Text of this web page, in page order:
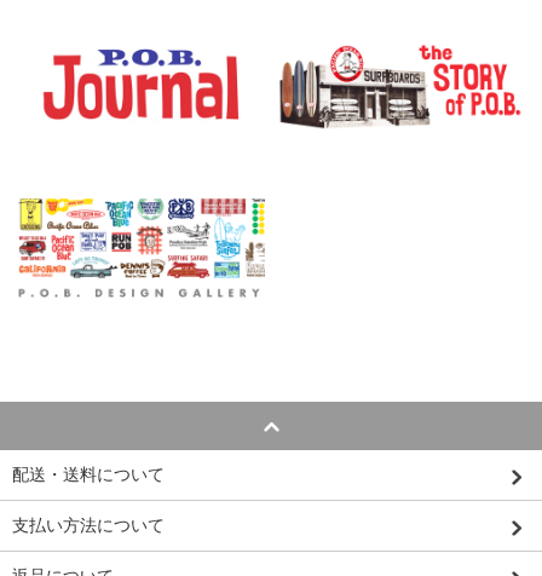
配送・送料について
支払い方法について